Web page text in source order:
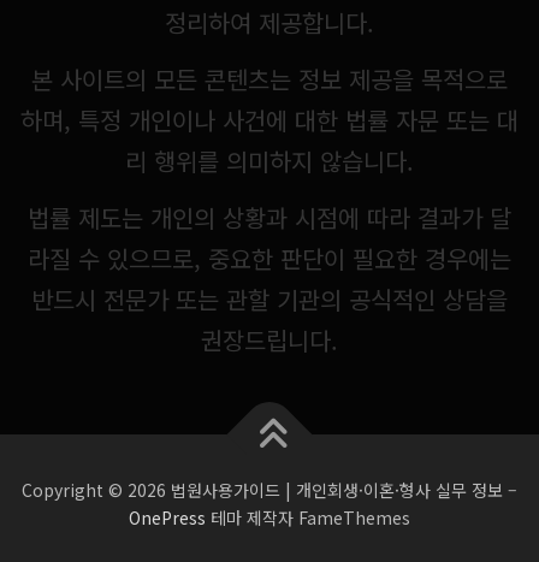
정리하여 제공합니다.
본 사이트의 모든 콘텐츠는 정보 제공을 목적으로
하며, 특정 개인이나 사건에 대한 법률 자문 또는 대
리 행위를 의미하지 않습니다.
법률 제도는 개인의 상황과 시점에 따라 결과가 달
라질 수 있으므로, 중요한 판단이 필요한 경우에는
반드시 전문가 또는 관할 기관의 공식적인 상담을
권장드립니다.
Copyright © 2026 법원사용가이드 | 개인회생·이혼·형사 실무 정보 –
OnePress 테마 제작자 FameThemes